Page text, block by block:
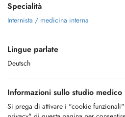
Specialità
Internista / medicina interna
Lingue parlate
Deutsch
Informazioni sullo studio medico
Si prega di attivare i "cookie